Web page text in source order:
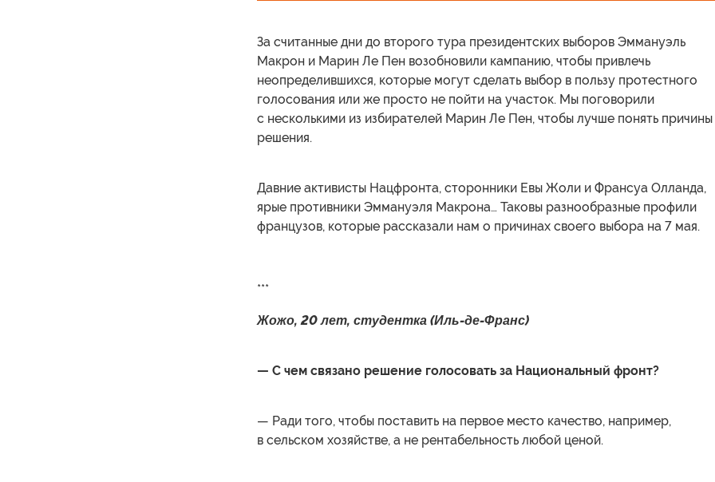
За считанные дни до второго тура президентских выборов Эммануэль
Макрон и Марин Ле Пен возобновили кампанию, чтобы привлечь
неопределившихся, которые могут сделать выбор в пользу протестного
голосования или же просто не пойти на участок. Мы поговорили
с несколькими из избирателей Марин Ле Пен, чтобы лучше понять причины
решения.
Давние активисты Нацфронта, сторонники Евы Жоли и Франсуа Олланда,
ярые противники Эммануэля Макрона… Таковы разнообразные профили
французов, которые рассказали нам о причинах своего выбора на 7 мая.
***
Жожо, 20 лет, студентка (Иль-де-Франс)
— С чем связано решение голосовать за Национальный фронт?
— Ради того, чтобы поставить на первое место качество, например,
в сельском хозяйстве, а не рентабельность любой ценой.